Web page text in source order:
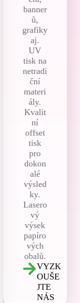
banner
ů,
grafiky
aj.
UV
tisk na
netradi
ční
materi
ály.
Kvalit
ní
offset
tisk
pro
dokon
alé
výsled
ky.
Lasero
vý
výsek
papíro
vých
obalů.
VYZK
OUŠE
JTE
NÁS